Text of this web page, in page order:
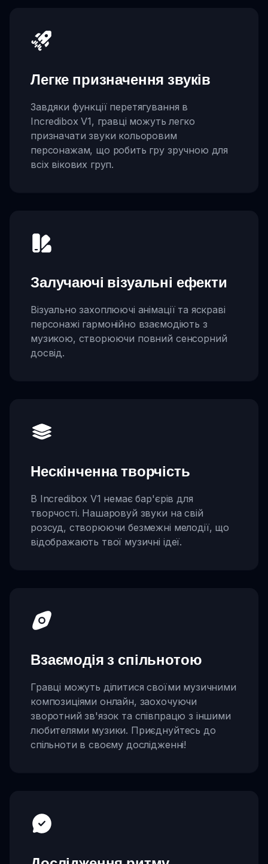
Легке призначення звуків
Завдяки функції перетягування в
Incredibox V1, гравці можуть легко
призначати звуки кольоровим
персонажам, що робить гру зручною для
всіх вікових груп.
Залучаючі візуальні ефекти
Візуально захоплюючі анімації та яскраві
персонажі гармонійно взаємодіють з
музикою, створюючи повний сенсорний
досвід.
Нескінченна творчість
В Incredibox V1 немає бар'єрів для
творчості. Нашаровуй звуки на свій
розсуд, створюючи безмежні мелодії, що
відображають твої музичні ідеї.
Взаємодія з спільнотою
Гравці можуть ділитися своїми музичними
композиціями онлайн, заохочуючи
зворотний зв'язок та співпрацю з іншими
любителями музики. Приєднуйтесь до
спільноти в своєму дослідженні!